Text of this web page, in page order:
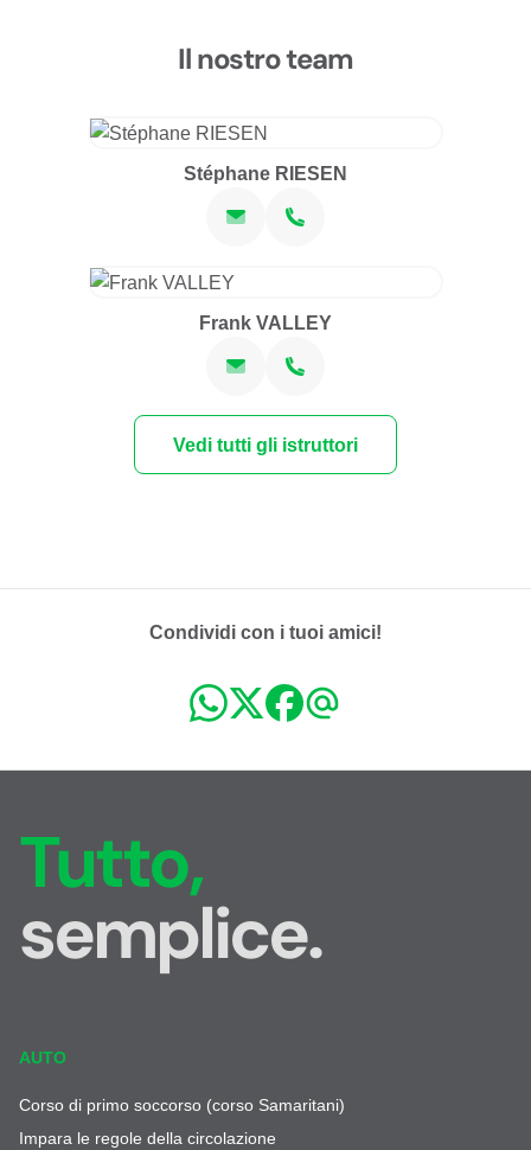
Il nostro team
Stéphane RIESEN
Frank VALLEY
Vedi tutti gli istruttori
Condividi con i tuoi amici!
Tutto,
semplice.
AUTO
Corso di primo soccorso (corso Samaritani)
Impara le regole della circolazione